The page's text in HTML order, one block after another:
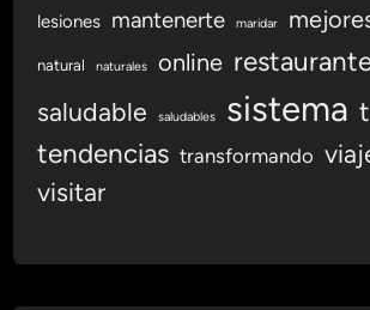
lesiones mantenerte maridar
natural naturales online
saludable saludables sistema
tendencias transformando
visitar